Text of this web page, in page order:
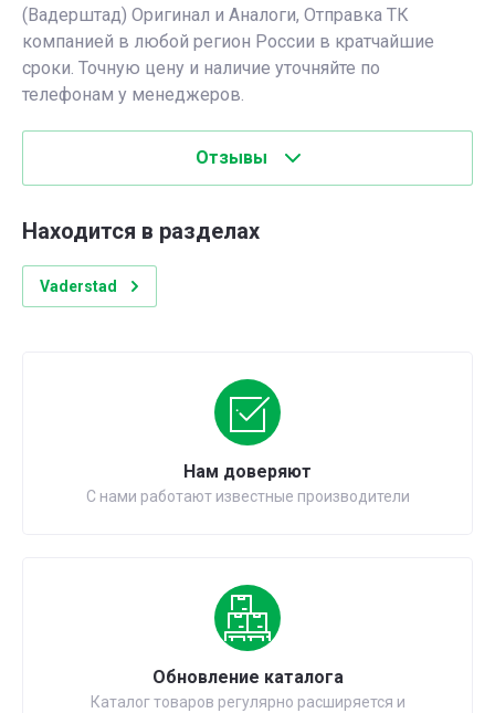
(Вадерштад) Оригинал и Аналоги, Отправка ТК
компанией в любой регион России в кратчайшие
сроки. Точную цену и наличие уточняйте по
телефонам у менеджеров.
Отзывы
Находится в разделах
Vaderstad
Нам доверяют
С нами работают известные производители
Обновление каталога
Каталог товаров регулярно расширяется и